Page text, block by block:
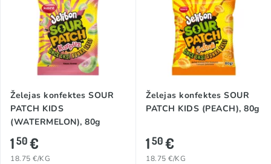
Želejas konfektes SOUR
PATCH KIDS
(WATERMELON), 80g
150€
18.75 €/KG
Želejas konfektes SOUR
PATCH KIDS (PEACH), 80g
150€
18.75 €/KG